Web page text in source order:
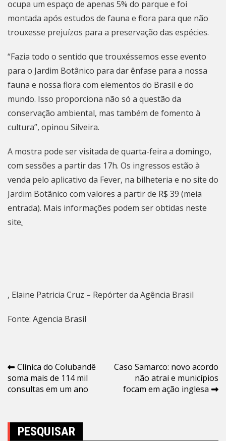
ocupa um espaço de apenas 5% do parque e foi
montada após estudos de fauna e flora para que não
trouxesse prejuízos para a preservação das espécies.
“Fazia todo o sentido que trouxéssemos esse evento
para o Jardim Botânico para dar ênfase para a nossa
fauna e nossa flora com elementos do Brasil e do
mundo. Isso proporciona não só a questão da
conservação ambiental, mas também de fomento à
cultura”, opinou Silveira.
A mostra pode ser visitada de quarta-feira a domingo,
com sessões a partir das 17h. Os ingressos estão à
venda pelo aplicativo da Fever, na bilheteria e no site do
Jardim Botânico com valores a partir de R$ 39 (meia
entrada). Mais informações podem ser obtidas neste
site.
, Elaine Patricia Cruz – Repórter da Agência Brasil
Fonte: Agencia Brasil
Navegação
de
Clínica do Colubandê
soma mais de 114 mil
consultas em um ano
Caso Samarco: novo acordo
não atrai e municípios
focam em ação inglesa
PESQUISAR